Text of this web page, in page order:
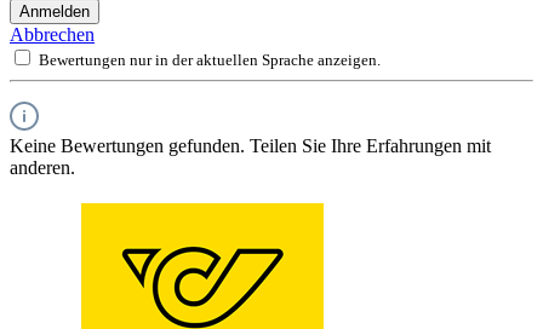
Anmelden
Abbrechen
Bewertungen nur in der aktuellen Sprache anzeigen.
Keine Bewertungen gefunden. Teilen Sie Ihre Erfahrungen mit
anderen.